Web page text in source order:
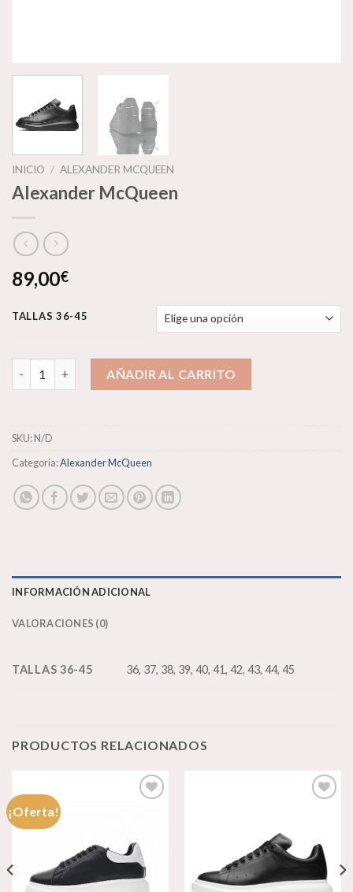
INICIO / ALEXANDER MCQUEEN
Alexander McQueen
89,00€
TALLAS 36-45
Alexander McQueen cantidadAÑADIR AL CARRITO
SKU:N/D
Categoría:Alexander McQueen
INFORMACIÓN ADICIONAL
VALORACIONES (0)
TALLAS 36-45 36, 37, 38, 39, 40, 41, 42, 43, 44, 45
PRODUCTOS RELACIONADOS
¡Oferta!
a la
lista de
deseos
a la
lista de
deseos